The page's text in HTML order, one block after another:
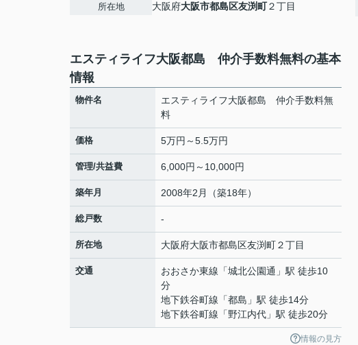
所在地 大阪府大阪市都島区友渕町２丁目
エスティライフ大阪都島 仲介手数料無料の基本
情報
物件名
エスティライフ大阪都島 仲介手数料無
料
価格 5万円～5.5万円
管理/共益費 6,000円～10,000円
築年月 2008年2月（築18年）
総戸数 -
所在地 大阪府大阪市都島区友渕町２丁目
交通 おおさか東線 「城北公園通 」駅 徒歩10
分
地下鉄谷町線 「都島 」駅 徒歩14分
地下鉄谷町線 「野江内代 」駅 徒歩20分
情報の見方